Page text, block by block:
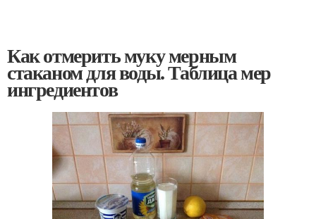
Как отмерить муку мерным
стаканом для воды. Таблица мер
ингредиентов